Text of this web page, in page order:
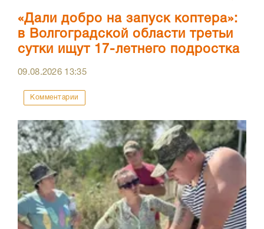
«Дали добро на запуск коптера»:
в Волгоградской области третьи
сутки ищут 17-летнего подростка
09.08.2026 13:35
Комментарии